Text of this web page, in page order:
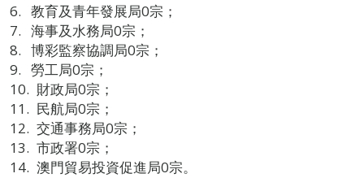
教育及青年發展局0宗；
海事及水務局0宗；
博彩監察協調局0宗；
勞工局0宗；
財政局0宗；
民航局0宗；
交通事務局0宗；
市政署0宗；
澳門貿易投資促進局0宗。